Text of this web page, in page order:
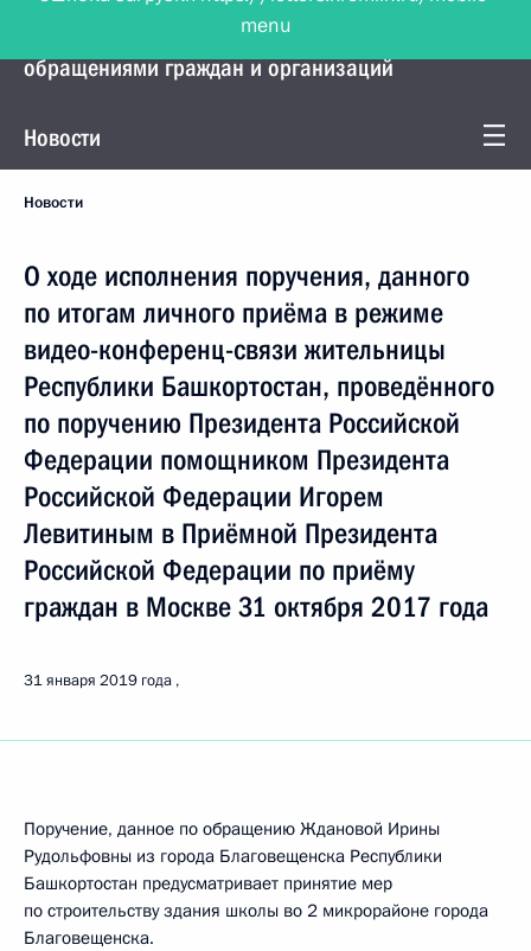
Управление Президента по работе с
обращениями граждан и организаций
Новости
Новости
О ходе исполнения поручения, данного
по итогам личного приёма в режиме
видео-конференц-связи жительницы
Республики Башкортостан, проведённого
по поручению Президента Российской
Федерации помощником Президента
Российской Федерации Игорем
Левитиным в Приёмной Президента
Российской Федерации по приёму
граждан в Москве 31 октября 2017 года
31 января 2019 года
Поручение, данное по обращению Ждановой Ирины
Рудольфовны из города Благовещенска Республики
Башкортостан предусматривает принятие мер
по строительству здания школы во 2 микрорайоне города
Благовещенска.
menu